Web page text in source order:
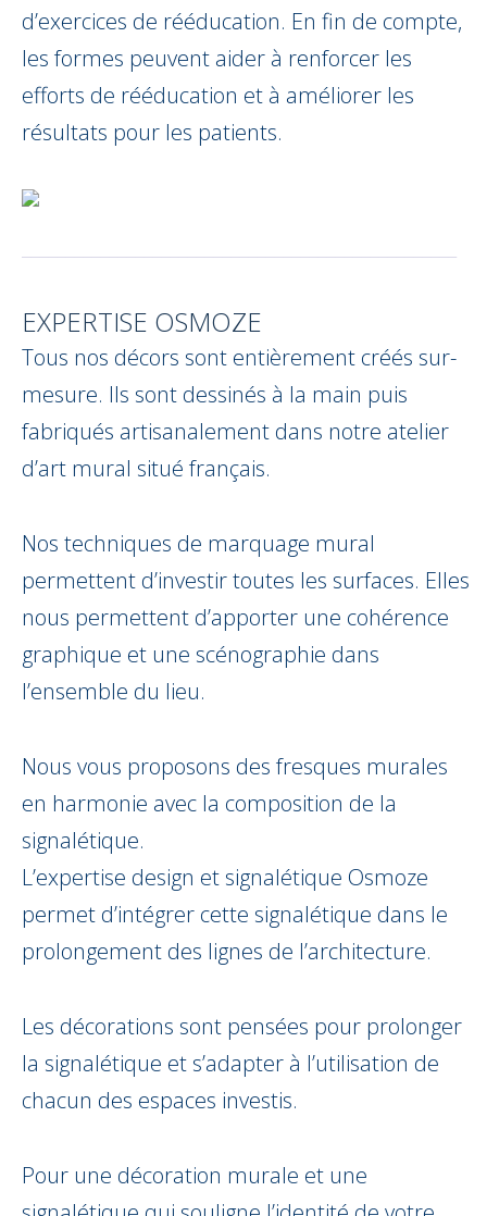
d’exercices de rééducation. En fin de compte,
les formes peuvent aider à renforcer les
efforts de rééducation et à améliorer les
résultats pour les patients.
EXPERTISE OSMOZE
Tous nos décors sont entièrement créés sur-
mesure. Ils sont dessinés à la main puis
fabriqués artisanalement dans notre atelier
d’art mural situé français.
Nos techniques de marquage mural
permettent d’investir toutes les surfaces. Elles
nous permettent d’apporter une cohérence
graphique et une scénographie dans
l’ensemble du lieu.
Nous vous proposons des fresques murales
en harmonie avec la composition de la
signalétique.
L’expertise design et signalétique Osmoze
permet d’intégrer cette signalétique dans le
prolongement des lignes de l’architecture.
Les décorations sont pensées pour prolonger
la signalétique et s’adapter à l’utilisation de
chacun des espaces investis.
Pour une décoration murale et une